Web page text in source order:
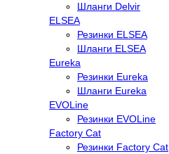
Шланги Delvir
ELSEA
Резинки ELSEA
Шланги ELSEA
Eureka
Резинки Eureka
Шланги Eureka
EVOLine
Резинки EVOLine
Factory Cat
Резинки Factory Cat